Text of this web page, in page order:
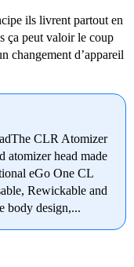
ils livrent partout en
ça peut valoir le coup
changement d’appareil
CLR Atomizer
atomizer head made
eGo One CL
Rewickable and
body design,...